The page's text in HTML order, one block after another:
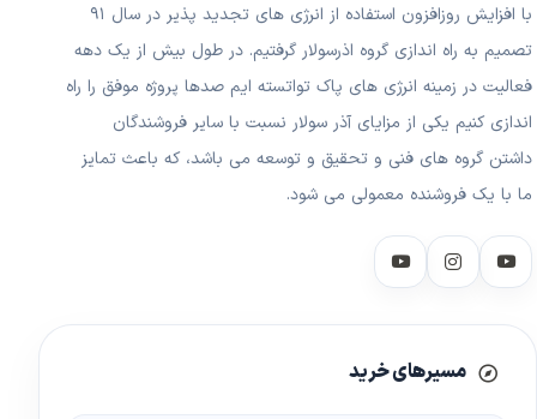
با افزایش روزافزون استفاده از انرژی های تجدید پذیر در سال ۹۱
تصمیم به راه اندازی گروه اذرسولار گرفتیم. در طول بیش از یک دهه
فعالیت در زمینه انرژی های پاک تواتسته ایم صدها پروژه موفق را راه
اندازی کنیم یکی از مزایای آذر سولار نسبت با سایر فروشندگان
داشتن گروه های فنی و تحقیق و توسعه می باشد، که باعث تمایز
ما با یک فروشنده معمولی می شود.
مسیرهای خرید